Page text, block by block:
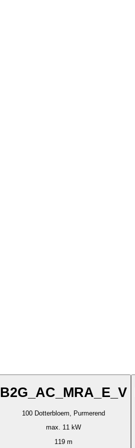
B2G_AC_MRA_E_V
100 Dotterbloem, Purmerend
max. 11 kW
119 m